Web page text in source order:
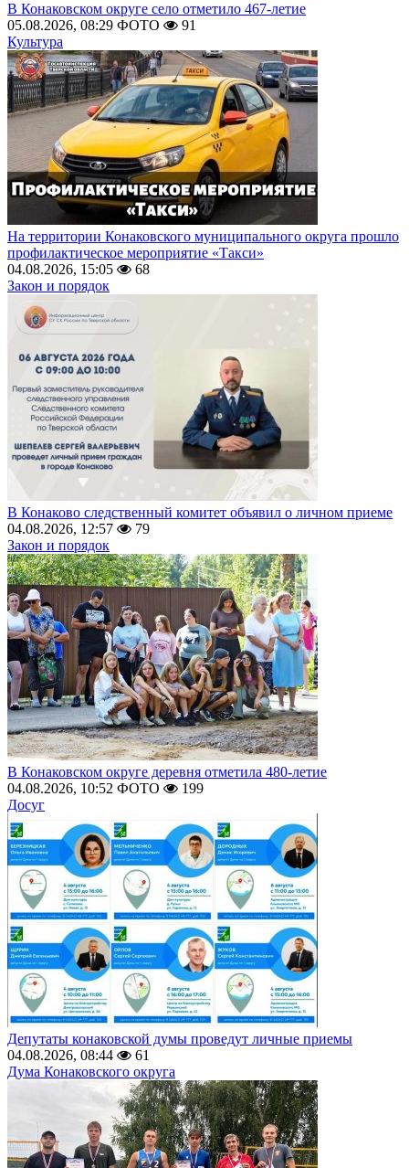
В Конаковском округе село отметило 467-летие
05.08.2026, 08:29 ФОТО
91
Культура
На территории Конаковского муниципального округа прошло
профилактическое мероприятие «Такси»
04.08.2026, 15:05
68
Закон и порядок
В Конаково следственный комитет объявил о личном приеме
04.08.2026, 12:57
79
Закон и порядок
В Конаковском округе деревня отметила 480-летие
04.08.2026, 10:52 ФОТО
199
Досуг
Депутаты конаковской думы проведут личные приемы
04.08.2026, 08:44
61
Дума Конаковского округа